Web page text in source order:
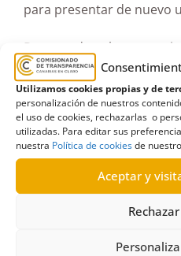
Utilizamos cookies propias y de
personalización de nuestros
el uso de cookies, rechazarlas o
utilizadas. Para editar sus
nuestra Política de cookiesde
Aceptar y
para presentar de nuevo
Por todo lo
Comisionado
reclamación toda vez que
fuera del plazo
Ver documento pdf en